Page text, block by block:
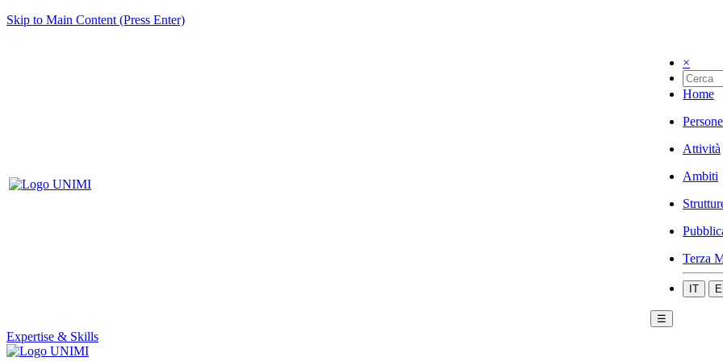
Skip to Main Content (Press Enter)
×
Home
Persone
Attività
Ambiti
Terza
IT
☰
Expertise & Skills